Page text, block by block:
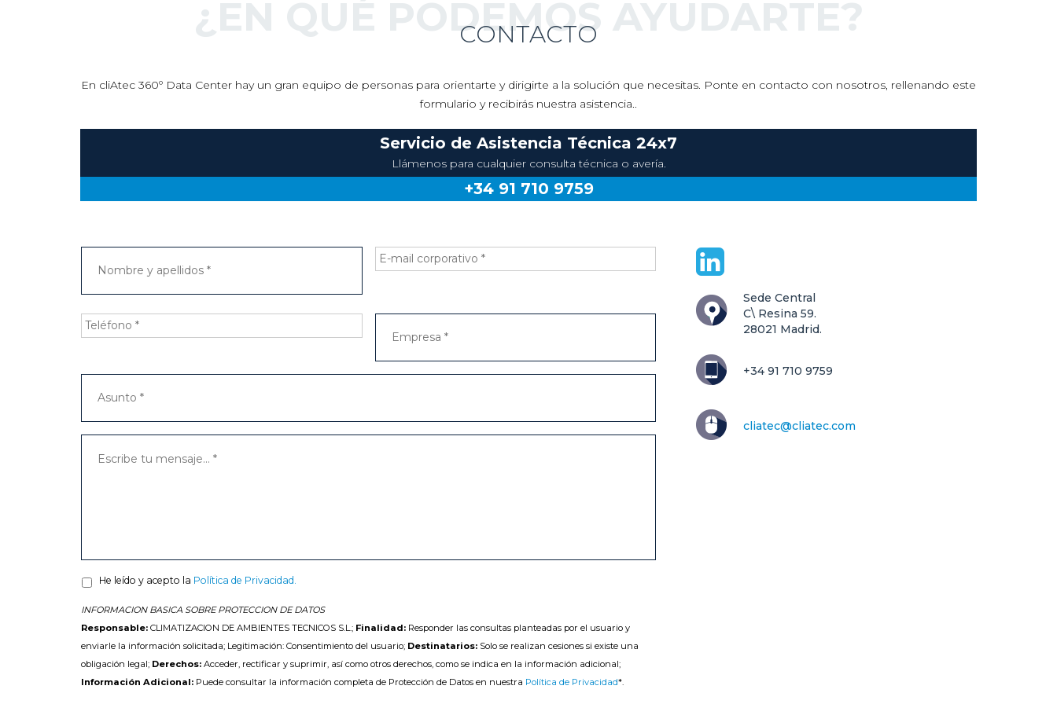
¿EN QUÉ PODEMOS AYUDARTE?
CONTACTO
En cliAtec 360º Data Center hay un gran equipo de personas para orientarte y dirigirte a la solución que necesitas. Ponte en contacto con nosotros, rellenando este
formulario y recibirás nuestra asistencia..
Servicio de Asistencia Técnica 24x7
Llámenos para cualquier consulta técnica o avería.
+34 91 710 9759
He leído y acepto la Política de Privacidad.
INFORMACION BASICA SOBRE PROTECCION DE DATOS
Responsable: CLIMATIZACION DE AMBIENTES TECNICOS S.L.; Finalidad: Responder las consultas planteadas por el usuario y
enviarle la información solicitada; Legitimación: Consentimiento del usuario; Destinatarios: Solo se realizan cesiones si existe una
obligación legal; Derechos: Acceder, rectificar y suprimir, así como otros derechos, como se indica en la información adicional;
Información Adicional: Puede consultar la información completa de Protección de Datos en nuestra Política de Privacidad*.
Sede Central
C\ Resina 59.
28021 Madrid.
+34 91 710 9759
cliatec@cliatec.com